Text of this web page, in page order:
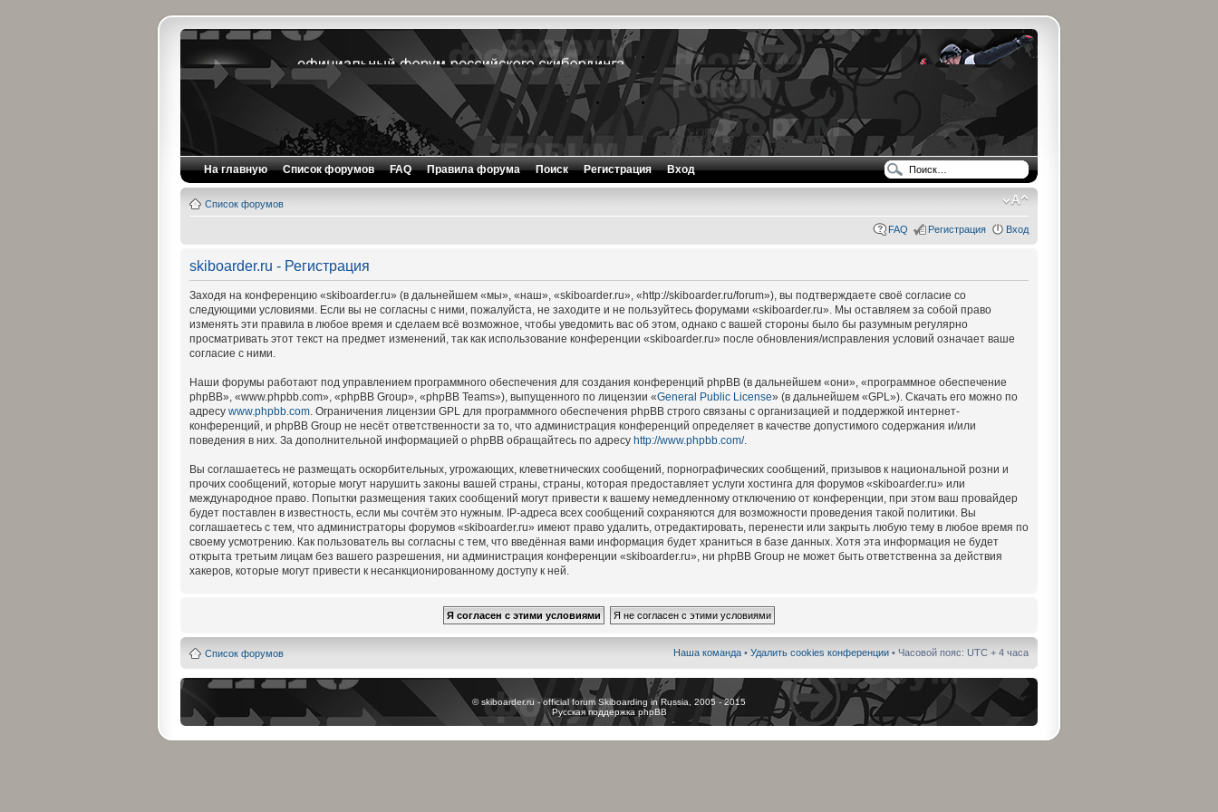
На главную Список форумов FAQ Правила форума Поиск Регистрация Вход
Список форумов
FAQ Регистрация Вход
skiboarder.ru - Регистрация
Заходя на конференцию «skiboarder.ru» (в дальнейшем «мы», «наш», «skiboarder.ru», «http://skiboarder.ru/forum»), вы подтверждаете своё согласие со
следующими условиями. Если вы не согласны с ними, пожалуйста, не заходите и не пользуйтесь форумами «skiboarder.ru». Мы оставляем за собой право
изменять эти правила в любое время и сделаем всё возможное, чтобы уведомить вас об этом, однако с вашей стороны было бы разумным регулярно
просматривать этот текст на предмет изменений, так как использование конференции «skiboarder.ru» после обновления/исправления условий означает ваше
согласие с ними.
Наши форумы работают под управлением программного обеспечения для создания конференций phpBB (в дальнейшем «они», «программное обеспечение
phpBB», «www.phpbb.com», «phpBB Group», «phpBB Teams»), выпущенного по лицензии «General Public License» (в дальнейшем «GPL»). Скачать его можно по
адресу www.phpbb.com. Ограничения лицензии GPL для программного обеспечения phpBB строго связаны с организацией и поддержкой интернет-
конференций, и phpBB Group не несёт ответственности за то, что администрация конференций определяет в качестве допустимого содержания и/или
поведения в них. За дополнительной информацией о phpBB обращайтесь по адресу http://www.phpbb.com/.
Вы соглашаетесь не размещать оскорбительных, угрожающих, клеветнических сообщений, порнографических сообщений, призывов к национальной розни и
прочих сообщений, которые могут нарушить законы вашей страны, страны, которая предоставляет услуги хостинга для форумов «skiboarder.ru» или
международное право. Попытки размещения таких сообщений могут привести к вашему немедленному отключению от конференции, при этом ваш провайдер
будет поставлен в известность, если мы сочтём это нужным. IP-адреса всех сообщений сохраняются для возможности проведения такой политики. Вы
соглашаетесь с тем, что администраторы форумов «skiboarder.ru» имеют право удалить, отредактировать, перенести или закрыть любую тему в любое время по
своему усмотрению. Как пользователь вы согласны с тем, что введённая вами информация будет храниться в базе данных. Хотя эта информация не будет
открыта третьим лицам без вашего разрешения, ни администрация конференции «skiboarder.ru», ни phpBB Group не может быть ответственна за действия
хакеров, которые могут привести к несанкционированному доступу к ней.
Список форумов Наша команда • Удалить cookies конференции • Часовой пояс: UTC + 4 часа
© skiboarder.ru - official forum Skiboarding in Russia, 2005 - 2015
Русская поддержка phpBB